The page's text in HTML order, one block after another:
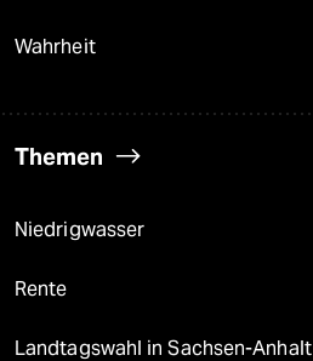
Wahrheit
Themen
Niedrigwasser
Rente
Landtagswahl in Sachsen-Anhalt